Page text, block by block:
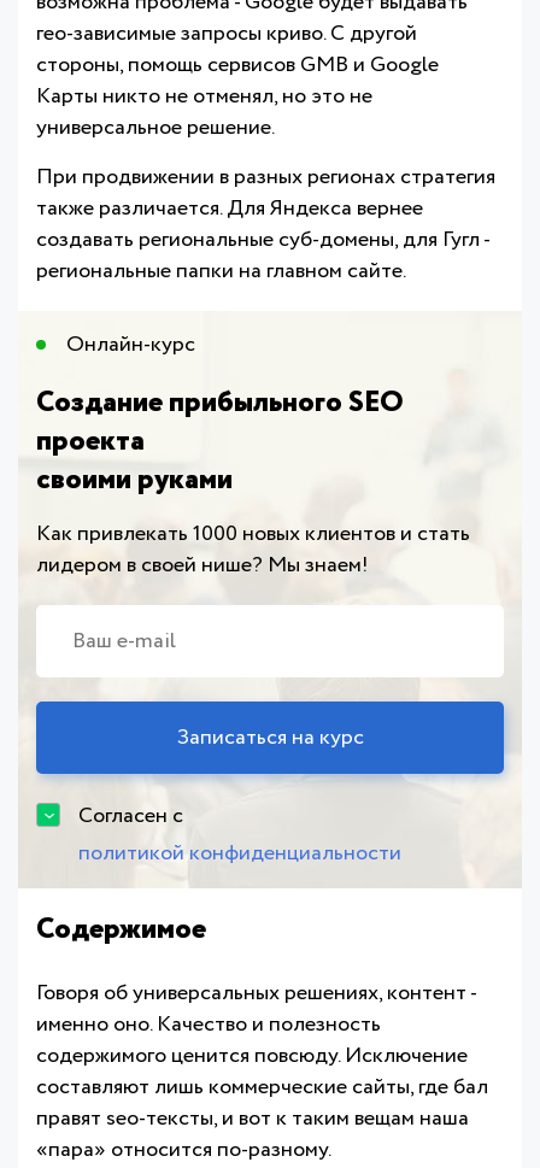
гео-зависимые запросы криво. С другой
стороны, помощь сервисов GMB и Google
Карты никто не отменял, но это не
универсальное решение.
При продвижении в разных регионах стратегия
также различается. Для Яндекса вернее
создавать региональные суб-домены, для Гугл -
региональные папки на главном сайте.
Онлайн-курс​
Создание прибыльного SEO
проекта
своими руками
Как привлекать 1000 новых клиентов и стать
лидером в своей нише? Мы знаем!
Согласен с
политикой конфиденциальности
Содержимое
Говоря об универсальных решениях, контент -
именно оно. Качество и полезность
содержимого ценится повсюду. Исключение
составляют лишь коммерческие сайты, где бал
правят seo-тексты, и вот к таким вещам наша
«пара» относится по-разному.